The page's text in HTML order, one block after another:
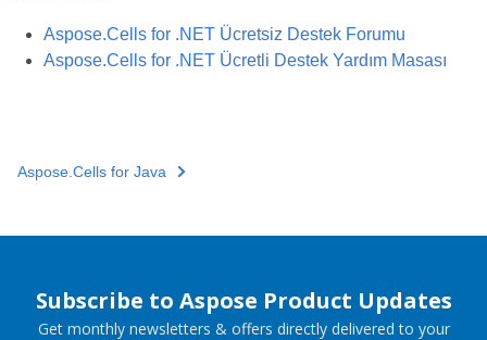
Aspose.Cells for .NET Ücretsiz Destek Forumu
Aspose.Cells for .NET Ücretli Destek Yardım Masası
Aspose.Cells for Java
Subscribe to Aspose Product Updates
Get monthly newsletters & offers directly delivered to your